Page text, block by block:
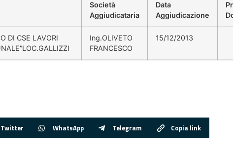
Società
Aggiudicataria
Data
Aggiudicazione
DI CSE LAVORI
Ing.OLIVETO
FRANCESCO
15/12/2013
Twitter WhatsApp Telegram Copia link